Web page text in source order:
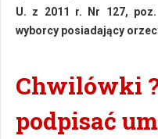
U. z 2011 r. Nr 127,
wyborcy posiadający
Chwilówki
podpisać